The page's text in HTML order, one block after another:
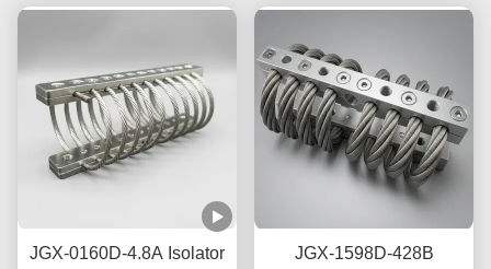
JGX-0160D-4.8A Isolator
JGX-1598D-428B